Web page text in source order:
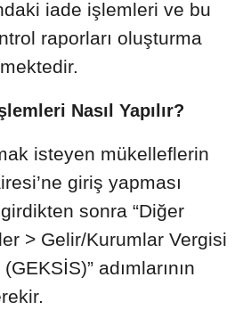
iade işlemleri ve bu
raporları oluşturma
Nasıl Yapılır?
isteyen mükelleflerin
giriş yapması
sonra “Diğer
> Gelir/Kurumlar Vergisi
adımlarının